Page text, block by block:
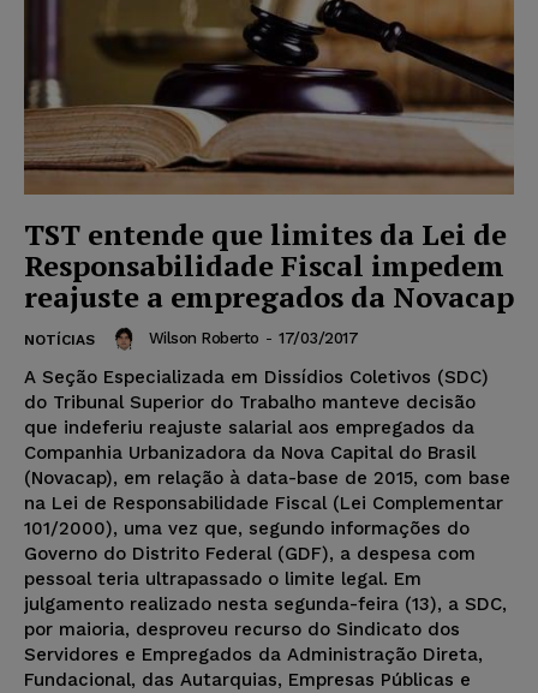
TST entende que limites da Lei de
Responsabilidade Fiscal impedem
reajuste a empregados da Novacap
NOTÍCIAS Wilson Roberto - 17/03/2017
A Seção Especializada em Dissídios Coletivos (SDC)
do Tribunal Superior do Trabalho manteve decisão
que indeferiu reajuste salarial aos empregados da
Companhia Urbanizadora da Nova Capital do Brasil
(Novacap), em relação à data-base de 2015, com base
na Lei de Responsabilidade Fiscal (Lei Complementar
101/2000), uma vez que, segundo informações do
Governo do Distrito Federal (GDF), a despesa com
pessoal teria ultrapassado o limite legal. Em
julgamento realizado nesta segunda-feira (13), a SDC,
por maioria, desproveu recurso do Sindicato dos
Servidores e Empregados da Administração Direta,
Fundacional, das Autarquias, Empresas Públicas e